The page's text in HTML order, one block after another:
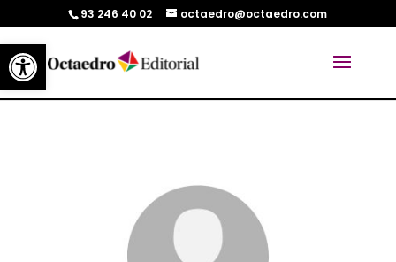
Abrir barra de herramientas
93 246 40 02 octaedro@octaedro.com